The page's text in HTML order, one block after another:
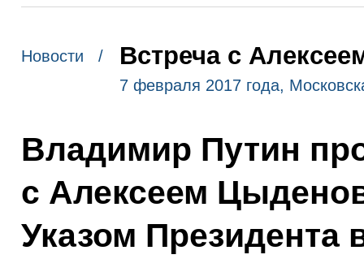
Новости / Встреча с
7 февраля 2017 года,
Владимир Путин
с Алексеем
Указом